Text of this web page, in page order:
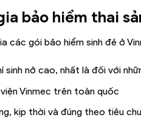
bảo hiểm thai
các gói bảo hiểm sinh đẻ ở
nở cao, nhất là đối với
Vinmec trên toàn quốc
kịp thời và đúng theo tiêu